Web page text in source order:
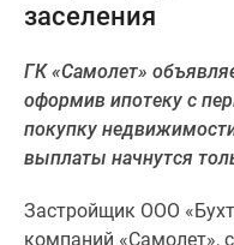
карте
предложения
Коммерческие
помещения
Продавцы
застройщики
заселения
ГК «Самолет»
оформив ипотеку с
покупку
выплаты начнутся
Застройщик ООО
компаний «Самолет»,